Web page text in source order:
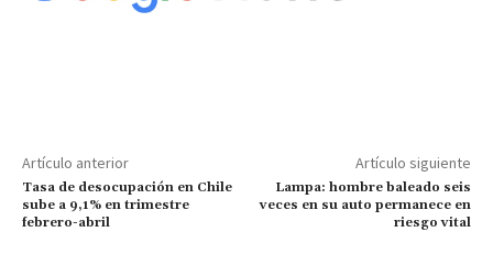
Artículo anterior
Tasa de desocupación en Chile
sube a 9,1% en trimestre
febrero-abril
Artículo siguiente
Lampa: hombre baleado seis
veces en su auto permanece en
riesgo vital